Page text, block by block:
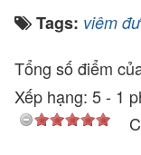
Tags: viêm
Tổng số điểm
Xếp hạng: 5- 1